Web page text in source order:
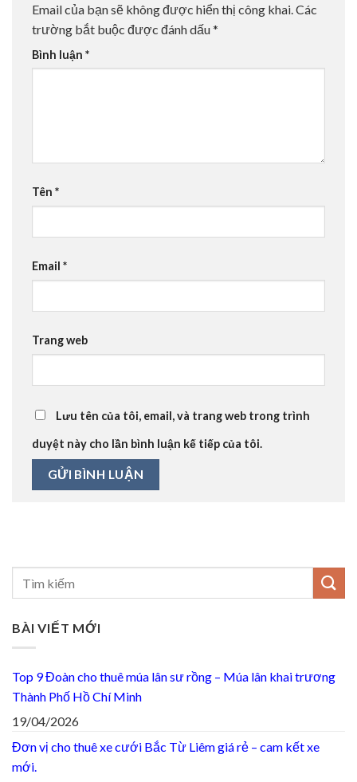
Email của bạn sẽ không được hiển thị công khai. Các
trường bắt buộc được đánh dấu*
Bình luận *
Tên *
Email *
Trang web
Lưu tên của tôi, email, và trang web trong trình
duyệt này cho lần bình luận kế tiếp của tôi.
BÀI VIẾT MỚI
Top 9 Đoàn cho thuê múa lân sư rồng – Múa lân khai trương
Thành Phố Hồ Chí Minh
19/04/2026
Đơn vị cho thuê xe cưới Bắc Từ Liêm giá rẻ – cam kết xe
mới.